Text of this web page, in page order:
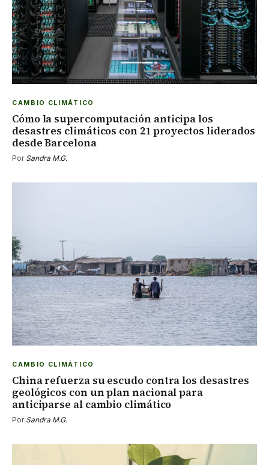
CAMBIO CLIMÁTICO
Cómo la supercomputación anticipa los
desastres climáticos con 21 proyectos liderados
desde Barcelona
Por Sandra M.G.
CAMBIO CLIMÁTICO
China refuerza su escudo contra los desastres
geológicos con un plan nacional para
anticiparse al cambio climático
Por Sandra M.G.